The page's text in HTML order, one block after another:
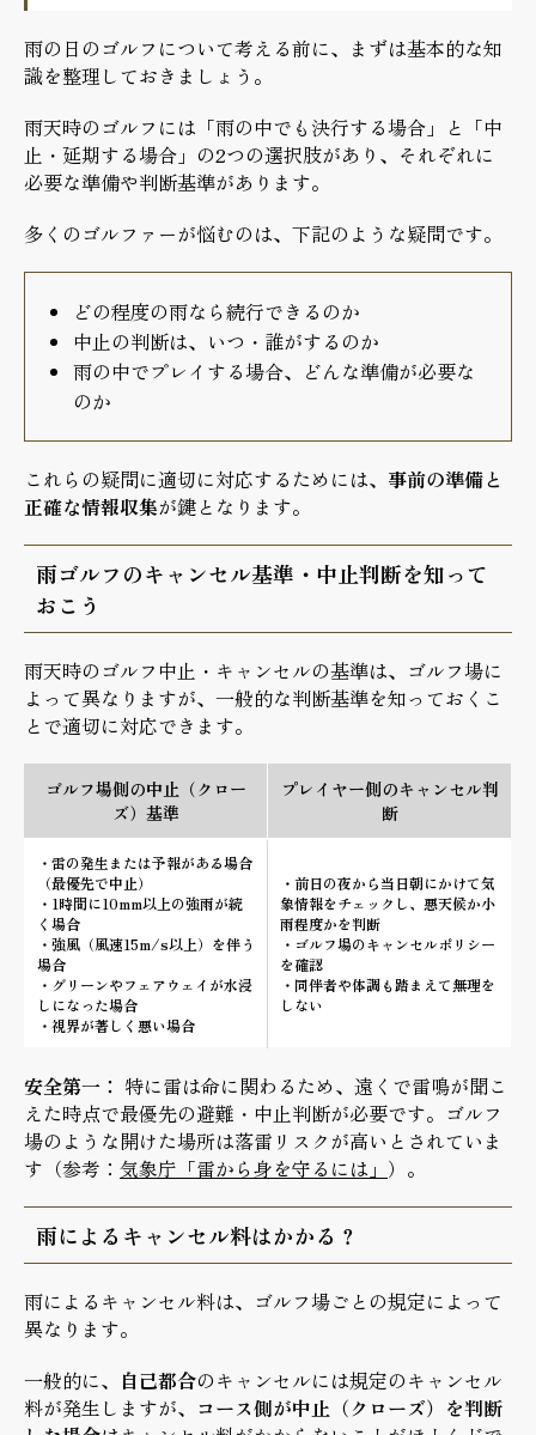
雨の日のゴルフについて考える前に、まずは基本的な知
識を整理しておきましょう。
雨天時のゴルフには「雨の中でも決行する場合」と「中
止・延期する場合」の2つの選択肢があり、それぞれに
必要な準備や判断基準があります。
多くのゴルファーが悩むのは、下記のような疑問です。
どの程度の雨なら続行できるのか
中止の判断は、いつ・誰がするのか
雨の中でプレイする場合、どんな準備が必要な
のか
これらの疑問に適切に対応するためには、 事前の準備と
正確な情報収集が鍵となります。
雨ゴルフのキャンセル基準・中止判断を知って
おこう
雨天時のゴルフ中止・キャンセルの基準は、ゴルフ場に
よって異なりますが、一般的な判断基準を知っておくこ
とで適切に対応できます。
ゴルフ場側の中止（クロー
ズ）基準
プレイヤー側のキャンセル判
断
・雷の発生または予報がある場合
（最優先で中止）
・1時間に10mm以上の強雨が続
く場合
・強風（風速15m/s以上）を伴う
場合
・グリーンやフェアウェイが水浸
しになった場合
・視界が著しく悪い場合
・前日の夜から当日朝にかけて気
象情報をチェックし、悪天候か小
雨程度かを判断
・ゴルフ場のキャンセルポリシー
を確認
・同伴者や体調も踏まえて無理を
しない
安全第一： 特に雷は命に関わるため、遠くで雷鳴が聞こ
えた時点で最優先の避難・中止判断が必要です。ゴルフ
場のような開けた場所は落雷リスクが高いとされていま
す（参考： 気象庁「雷から身を守るには」 ）。
雨によるキャンセル料はかかる？
雨によるキャンセル料は、ゴルフ場ごとの規定によって
異なります。
一般的に、 自己都合のキャンセルには規定のキャンセル
料が発生しますが、 コース側が中止（クローズ）を判断